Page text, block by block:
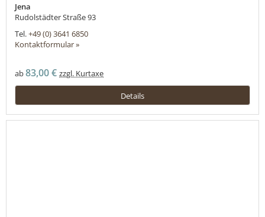
Jena
Rudolstädter Straße 93
Tel.+49 (0) 3641 6850
Kontaktformular »
ab83,00 € zzgl. Kurtaxe
Details